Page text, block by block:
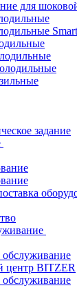
для
задание
центр BITZER